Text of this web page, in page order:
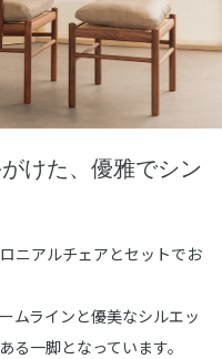
けた、優雅でシン
ニアルチェアとセットでお
ムラインと優美なシルエッ
る一脚となっています。